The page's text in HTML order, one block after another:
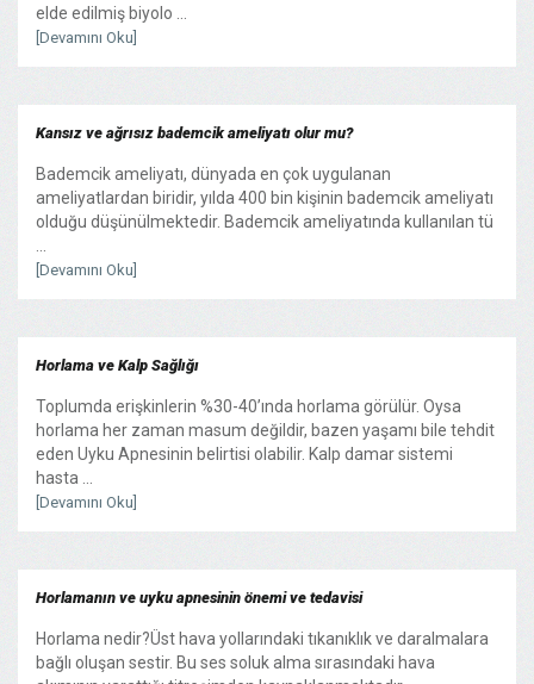
elde edilmiş biyolo ...
[Devamını Oku]
Kansız ve ağrısız bademcik ameliyatı olur mu?
Bademcik ameliyatı, dünyada en çok uygulanan
ameliyatlardan biridir, yılda 400 bin kişinin bademcik ameliyatı
olduğu düşünülmektedir. Bademcik ameliyatında kullanılan tü
[Devamını Oku]
Horlama ve Kalp Sağlığı
Toplumda erişkinlerin %30-40’ında horlama görülür. Oysa
horlama her zaman masum değildir, bazen yaşamı bile tehdit
eden Uyku Apnesinin belirtisi olabilir. Kalp damar sistemi
hasta ...
[Devamını Oku]
Horlamanın ve uyku apnesinin önemi ve tedavisi
Horlama nedir?Üst hava yollarındaki tıkanıklık ve daralmalara
bağlı oluşan sestir. Bu ses soluk alma sırasındaki hava